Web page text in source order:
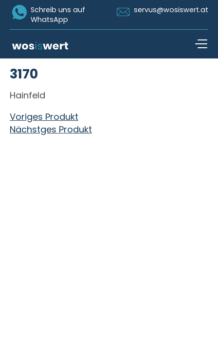
Icon Whatsapp
Schreib uns auf
WhatsApp
Icon Email
servus@wosiswert.at
3170
Hainfeld
Beitragsnavigation
Voriges Produkt
Nächstges Produkt